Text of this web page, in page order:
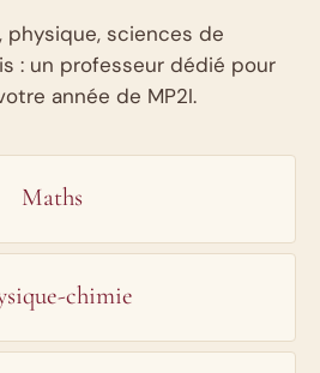
physique, sciences de
: un professeur dédié pour
année de MP2I.
Maths
chimie